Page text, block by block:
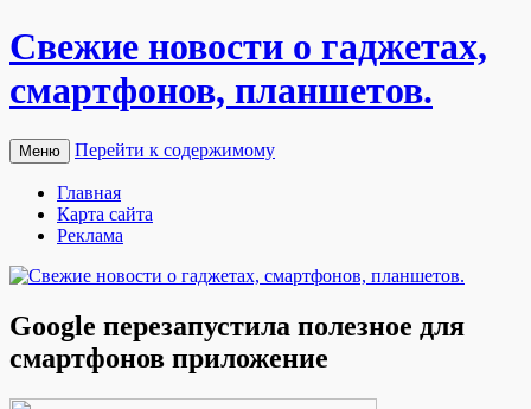
Свежие новости о гаджетах,
смартфонов, планшетов.
Меню Перейти к содержимому
Главная
Карта сайта
Реклама
Google перезапустила полезное для
смартфонов приложение